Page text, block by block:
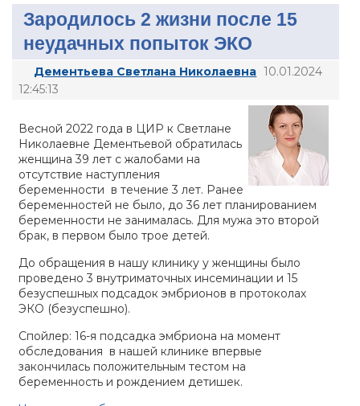
Зародилось 2 жизни после 15
неудачных попыток ЭКО
Дементьева Светлана Николаевна 10.01.2024
12:45:13
Весной 2022 года в ЦИР к Светлане
Николаевне Дементьевой обратилась
женщина 39 лет с жалобами на
отсутствие наступления
беременности в течение 3 лет. Ранее
беременностей не было, до 36 лет планированием
беременности не занималась. Для мужа это второй
брак, в первом было трое детей.
До обращения в нашу клинику у женщины было
проведено 3 внутриматочных инсеминации и 15
безуспешных подсадок эмбрионов в протоколах
ЭКО (безуспешно).
Спойлер: 16-я подсадка эмбриона на момент
обследования в нашей клинике впервые
закончилась положительным тестом на
беременность и рождением детишек.